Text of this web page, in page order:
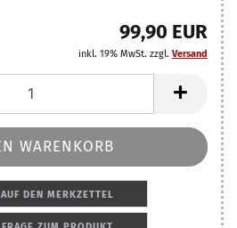
99,90 EUR
inkl. 19% MwSt. zzgl. Versand
AUF DEN MERKZETTEL